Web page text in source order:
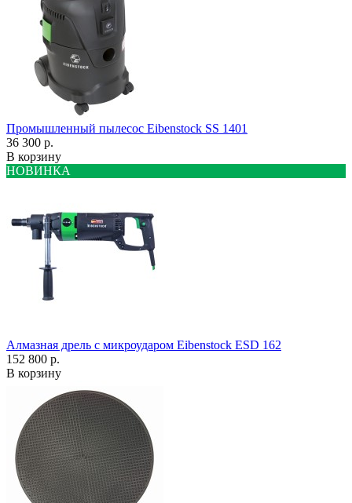
Промышленный пылесос Eibenstock SS 1401
36 300 р.
В корзину
НОВИНКА
Алмазная дрель с микроударом Eibenstock ESD 162
152 800 р.
В корзину